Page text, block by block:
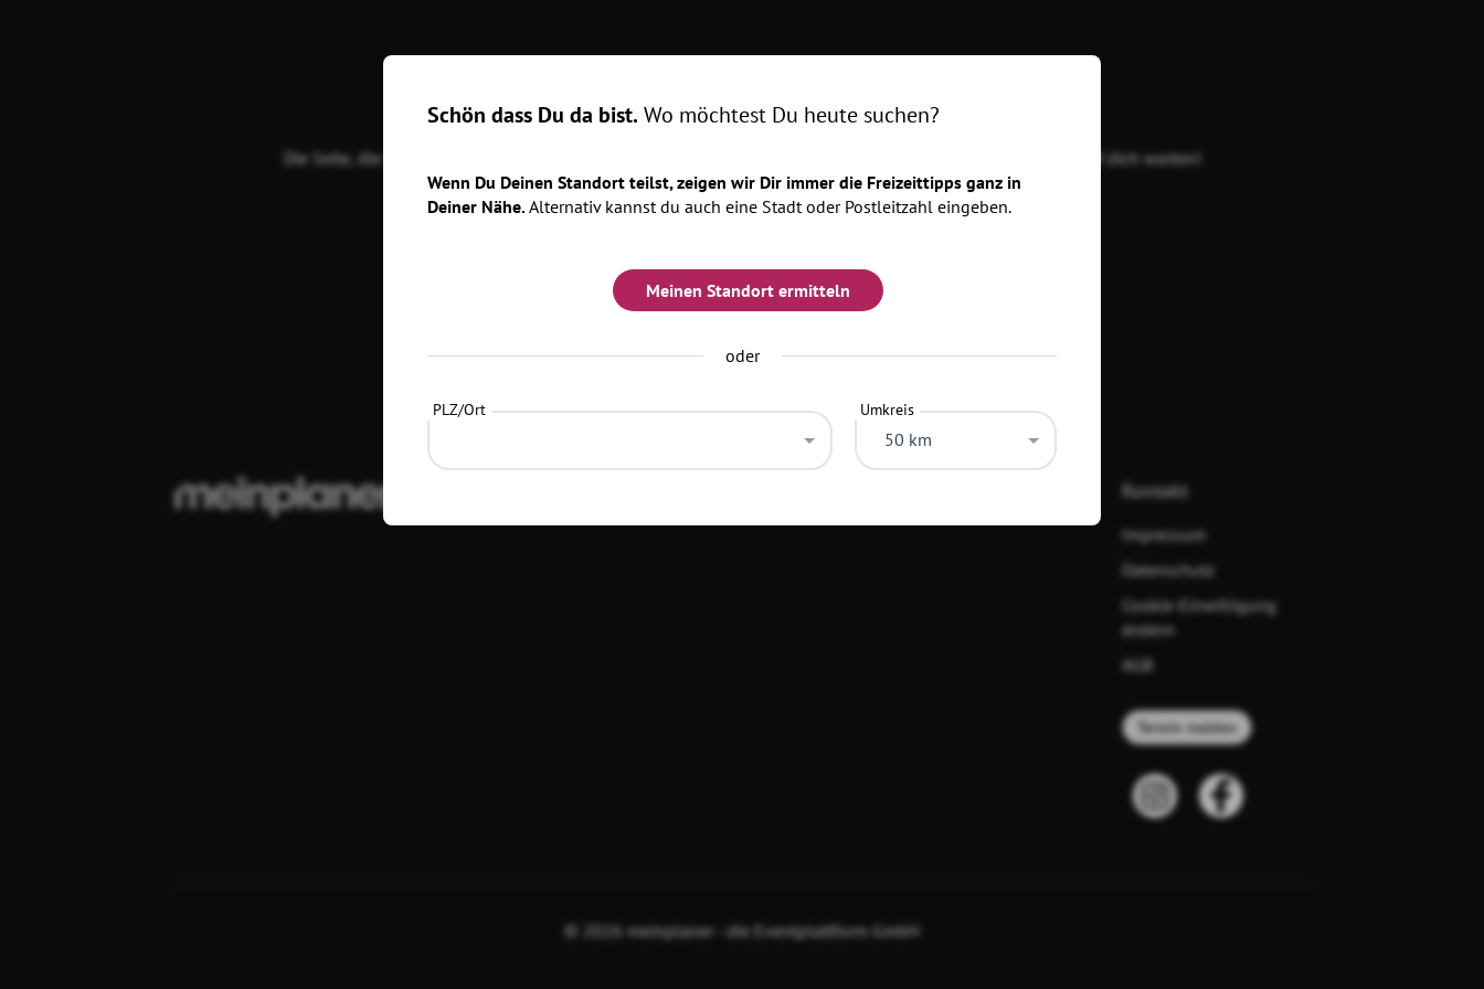
Oops, Seite nicht gefunden! 😢
Die Seite, die du suchst, existiert leider nicht. Aber keine Sorge, es gibt jede Menge spannende Events, die auf dich warten!
Kontakt
Impressum
Datenschutz
Cookie-Einwilligung
ändern
AGB
Termin melden
© 2026 meinplaner - die Eventplattform GmbH
Schön dass Du da bist. Wo möchtest Du heute suchen?
Wenn Du Deinen Standort teilst, zeigen wir Dir immer die Freizeittipps ganz in
Deiner Nähe.Alternativ kannst du auch eine Stadt oder Postleitzahl eingeben.
Meinen Standort ermitteln
oder
PLZ/Ort Umkreis
50 km